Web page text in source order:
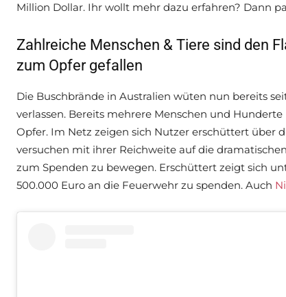
Million Dollar. Ihr wollt mehr dazu erfahren? Dann
Zahlreiche Menschen & Tiere sind den
zum Opfer gefallen
Die Buschbrände in Australien wüten nun bereits
verlassen. Bereits mehrere Menschen und
Opfer. Im Netz zeigen sich Nutzer erschüttert über
versuchen mit ihrer Reichweite auf die
zum Spenden zu bewegen. Erschüttert zeigt sich
500.000 Euro an die Feuerwehr zu spenden. Auch